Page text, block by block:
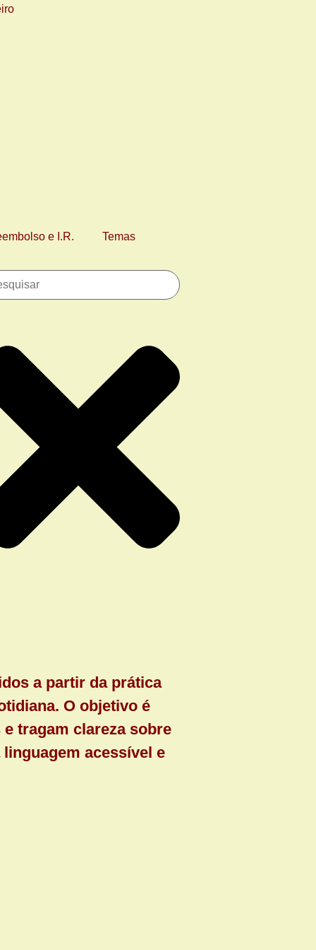
e I.R. Temas
a partir da prática
O objetivo é
tragam clareza sobre
acessível e